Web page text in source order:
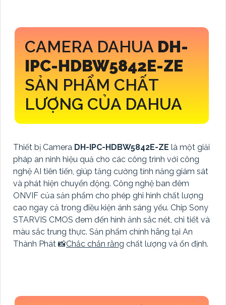
CAMERA DAHUA DH-
IPC-HDBW5842E-ZE
SẢN PHẨM CHẤT
LƯỢNG CỦA DAHUA
Thiết bị Camera DH-IPC-HDBW5842E-ZE là một giải
pháp an ninh hiệu quả cho các công trình với công
nghệ AI tiên tiến, giúp tăng cường tính năng giám sát
và phát hiện chuyển động. Công nghệ ban đêm
ONVIF của sản phẩm cho phép ghi hình chất lượng
cao ngay cả trong điều kiện ánh sáng yếu. Chip Sony
STARVIS CMOS đem đến hình ảnh sắc nét, chi tiết và
màu sắc trung thực. Sản phẩm chính hãng tại An
Thành Phát 📸Chắc chắn rằng chất lượng và ổn định.